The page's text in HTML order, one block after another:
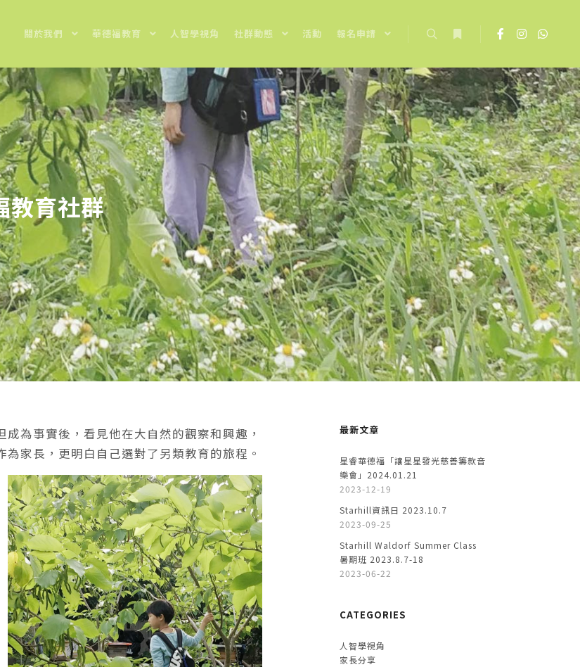
關於我們 華德福教育 人智學視角 社群動態 活動 報名申請
教育社群
為事實後，看見他在大自然的觀察和興趣，
家長，更明白自己選對了另類教育的旅程。
最新文章
星睿華德福「讓星星發光慈善籌款音
樂會」2024.01.21
2023-12-19
Starhill資訊日 2023.10.7
2023-09-25
Starhill Waldorf Summer Class
暑期班 2023.8.7-18
2023-06-22
CATEGORIES
人智學視角
家長分享